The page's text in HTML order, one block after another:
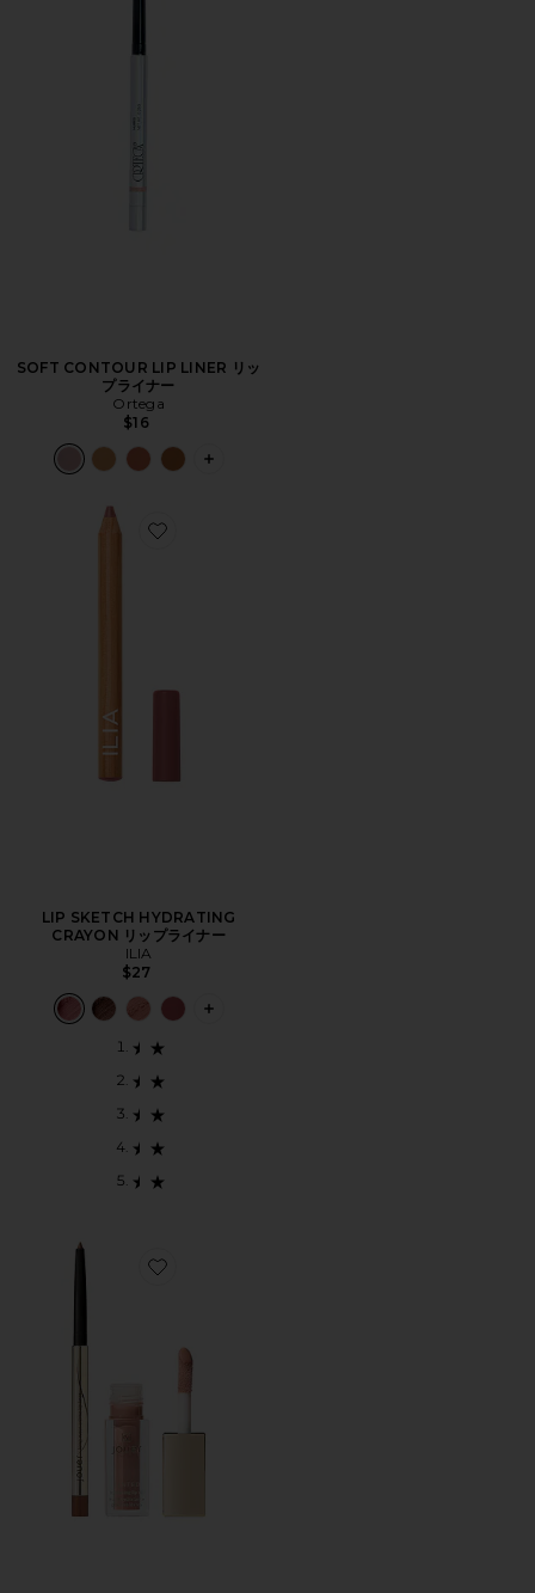
SOFT CONTOUR LIP LINER リッ
プライナー
Ortega
$16
PLUS ICON TO SEE MORE OPTIONS
Favorite LIP SKETCH HYDRATING CRAYON リップラ
LIP SKETCH HYDRATING
CRAYON リップライナー
ILIA
$27
PLUS ICON TO SEE MORE OPTIONS
Favorite CAFE PARISIENNE LIP KIT リップキット